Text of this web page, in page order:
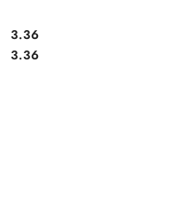
Cena:
3.36
Cena:
3.36